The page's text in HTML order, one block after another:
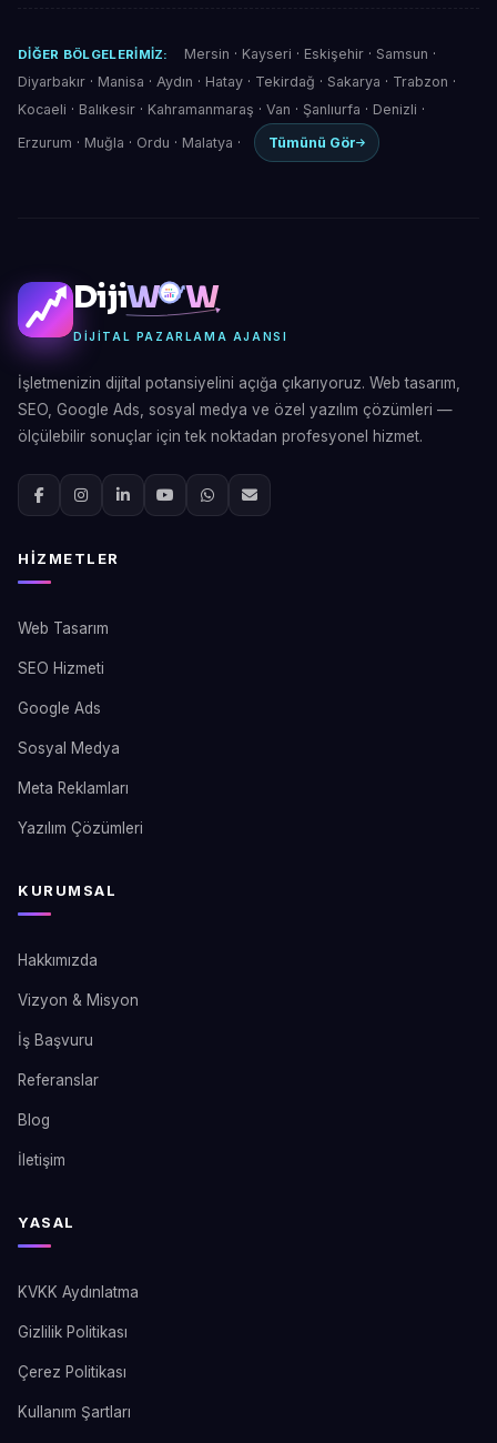
DIĞER BÖLGELERIMIZ: Mersin · Kayseri · Eskişehir· Samsun ·
Diyarbakır · Manisa · Aydın · Hatay · Tekirdağ · Sakarya · Trabzon ·
Kocaeli · Balıkesir · Kahramanmaraş · Van · Şanlıurfa · Denizli ·
Erzurum · Muğla · Ordu · Malatya · Tümünü Gör
DijiW W
DIJITAL PAZARLAMA AJANSI
İşletmenizin dijital potansiyelini açığa çıkarıyoruz. Web tasarım,
SEO, Google Ads, sosyal medya ve özel yazılım çözümleri —
ölçülebilir sonuçlar için tek noktadan profesyonel hizmet.
HIZMETLER
Web Tasarım
SEO Hizmeti
Google Ads
Sosyal Medya
Meta Reklamları
Yazılım Çözümleri
KURUMSAL
Hakkımızda
Vizyon & Misyon
İş Başvuru
Referanslar
Blog
İletişim
YASAL
KVKK Aydınlatma
Gizlilik Politikası
Çerez Politikası
Kullanım Şartları